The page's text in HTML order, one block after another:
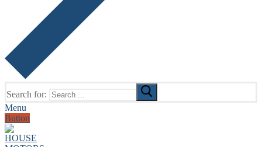
Search for:
Menu
Button